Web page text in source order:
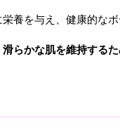
養を与え、健康的な
滑らかな肌を維持する